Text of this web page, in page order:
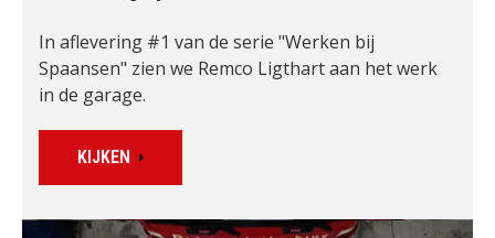
In aflevering #1 van de serie "Werken bij
Spaansen" zien we Remco Ligthart aan het werk
KIJKEN